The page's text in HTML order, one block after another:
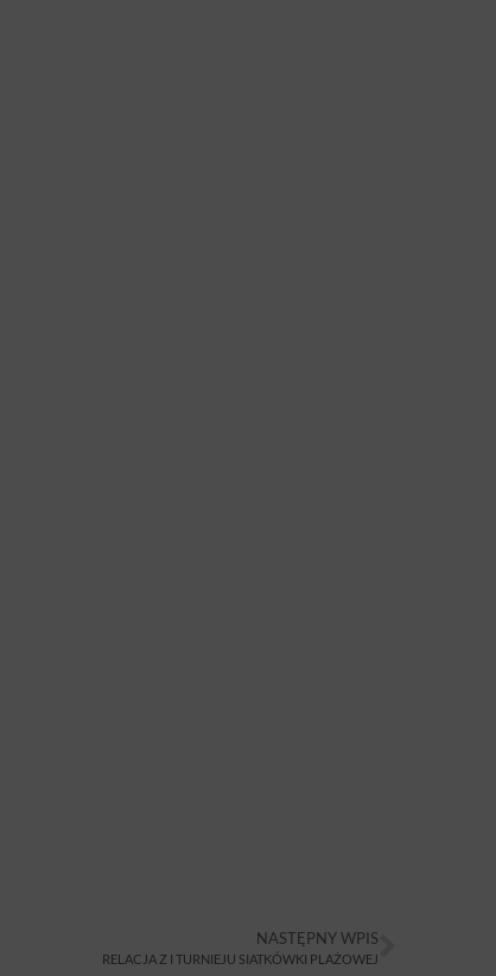
NASTĘPNY WPIS
RELACJA Z I TURNIEJU SIATKÓWKI PLAŻOWEJ